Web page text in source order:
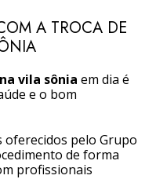
A TROCA DE
vila sônia em dia é
e o bom
oferecidos pelo Grupo
de forma
profissionais